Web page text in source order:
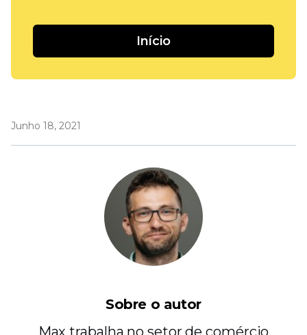
Início
Junho 18, 2021
Sobre o autor
Max trabalha no setor de comércio